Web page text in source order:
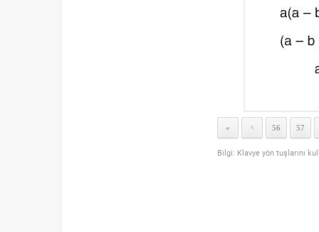
« < 56 57
Bilgi: Klavye yön tuşlarını